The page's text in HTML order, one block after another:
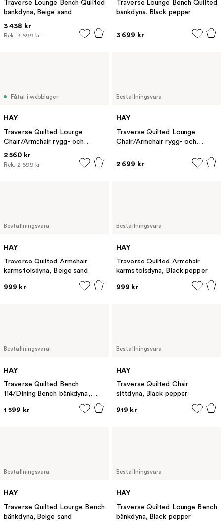
Traverse Lounge Bench Quilted
bänkdyna, Beige sand
3 438 kr
Rek. 3 699 kr
Traverse Lounge Bench Quilted
bänkdyna, Black pepper
3 699 kr
Fåtal i webblager
HAY
Traverse Quilted Lounge
Chair/Armchair rygg- och
sittdyna, Beige sand
2 560 kr
Rek. 2 699 kr
Beställningsvara
HAY
Traverse Quilted Lounge
Chair/Armchair rygg- och
2 699 kr
Beställningsvara
HAY
Traverse Quilted Armchair
karmstolsdyna, Beige sand
999 kr
Beställningsvara
HAY
Traverse Quilted Armchair
karmstolsdyna, Black pepper
999 kr
Beställningsvara
HAY
Traverse Quilted Bench
114/Dining Bench bänkdyna,
1 599 kr
Beställningsvara
HAY
Traverse Quilted Chair
sittdyna, Black pepper
919 kr
Beställningsvara
HAY
Traverse Quilted Lounge Bench
bänkdyna, Beige sand
Beställningsvara
HAY
Traverse Quilted Lounge Bench
bänkdyna, Black pepper